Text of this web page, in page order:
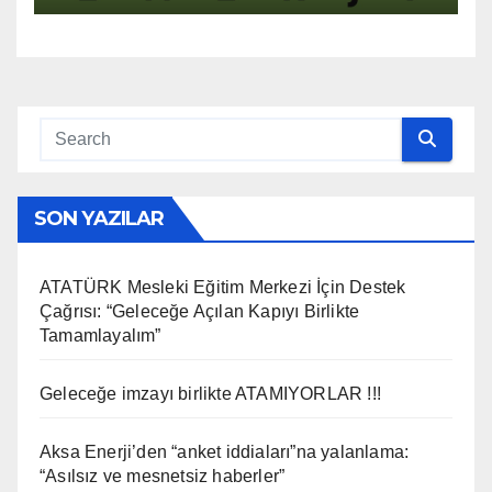
SON YAZILAR
ATATÜRK Mesleki Eğitim Merkezi İçin Destek
Çağrısı: “Geleceğe Açılan Kapıyı Birlikte
Tamamlayalım”
Geleceğe imzayı birlikte ATAMIYORLAR !!!
Aksa Enerji’den “anket iddiaları”na yalanlama:
“Asılsız ve mesnetsiz haberler”